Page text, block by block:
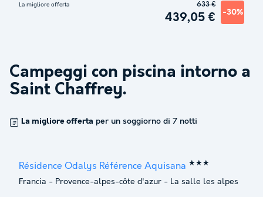
La migliore offerta
439,05 € -30%
633 €
Campeggi con piscina intorno a
Saint Chaffrey.
La migliore offerta per un soggiorno di 7 notti
Résidence Odalys Référence Aquisana ★★★
Francia - Provence-alpes-côte d'azur - La salle les alpes